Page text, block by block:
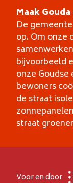
Maak
De
op. Om onze
bijvoorbeeld
onze
bewoners
de straat
straat
Voor en door